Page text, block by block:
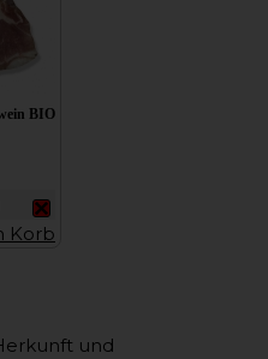
BIO
Korb
und